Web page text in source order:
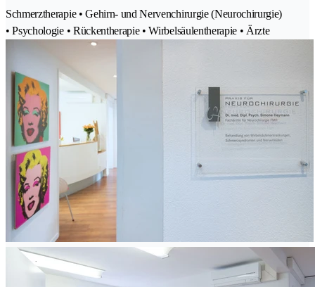
Schmerztherapie • Gehirn- und Nervenchirurgie (Neurochirurgie)
• Psychologie • Rückentherapie • Wirbelsäulentherapie • Ärzte